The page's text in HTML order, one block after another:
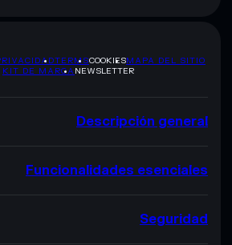
TERMSCOOKIESMAPA DEL SITIO
KIT DE MARCA NEWSLETTER
Descripción general
Funcionalidades esenciales
Seguridad